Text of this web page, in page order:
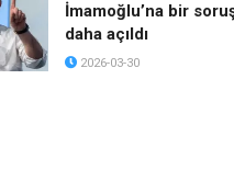
İmamoğlu’na bir
daha açıldı
2026-03-30